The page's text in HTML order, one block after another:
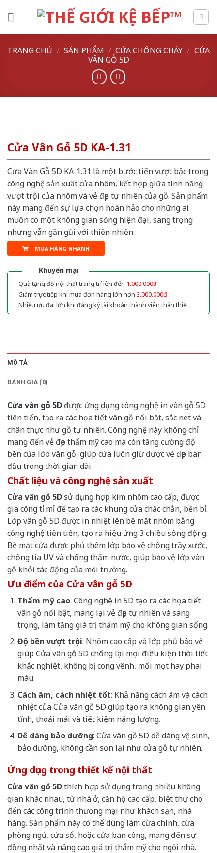
TRANG CHỦ / SẢN PHẨM / CỬA CHỐNG CHÁY / CỬA
VÂN GỖ 5D
Cửa Vân Gỗ 5D KA-1.31
Cửa Vân Gỗ 5D KA-1.31 là một bước tiến vượt bậc trong
công nghệ sản xuất cửa nhôm, kết hợp giữa tính năng
vượt trội của nhôm và vẻ đẹp tự nhiên của gỗ. Sản phẩm
này mang đến sự lựa chọn hoàn hảo cho những ai
muốn có một không gian sống hiện đại, sang trọng
nhưng vẫn gần gũi với thiên nhiên.
MUA HÀNG NHANH
Khuyến mại
Quà tặng đồ nội thất trang trí lên đến 1.000.000đ
Giảm trực tiếp khi mua đơn hàng lớn hơn 3.000.000đ
Nhiều ưu đãi lớn khi đăng ký tài khoản thành viên thân thiết
MÔ TẢ
ĐÁNH GIÁ (0)
Cửa vân gỗ 5D được ứng dụng công nghệ in vân gỗ 5D
tiên tiến, tạo ra các họa tiết vân gỗ nổi bật, sắc nét và
chân thực như gỗ tự nhiên. Công nghệ này không chỉ
mang đến vẻ đẹp thẩm mỹ cao mà còn tăng cường độ
bền của lớp vân gỗ, giúp cửa luôn giữ được vẻ đẹp ban
đầu trong thời gian dài.
Chất liệu và công nghệ sản xuất
Cửa vân gỗ 5Dsử dụng hợp kim nhôm cao cấp, được
gia công tỉ mỉ để tạo ra các khung cửa chắc chắn, bền bỉ.
Lớp vân gỗ 5D được in nhiệt lên bề mặt nhôm bằng
công nghệ tiên tiến, tạo ra hiệu ứng 3 chiều sống động.
Bề mặt cửa được phủ thêm lớp bảo vệ chống trầy xước,
chống tia UV và chống thấm nước, giúp bảo vệ lớp vân
gỗ khỏi tác động của môi trường.
Ưu điểm của Cửa vân gỗ 5D
Thẩm mỹ cao: Công nghệ in 5D tạo ra các họa tiết
vân gỗ nổi bật, mang lại vẻ đẹp tự nhiên và sang
trọng, làm tăng giá trị thẩm mỹ cho không gian sống.
Độ bền vượt trội: Nhôm cao cấp và lớp phủ bảo vệ
giúp Cửa vân gỗ 5D chống lại mọi điều kiện thời tiết
khắc nghiệt, không bị cong vênh, mối mọt hay phai
màu.
Cách âm, cách nhiệt tốt: Khả năng cách âm và cách
nhiệt của Cửa vân gỗ 5D giúp tạo ra không gian yên
tĩnh, thoải mái và tiết kiệm năng lượng.
Dễ dàng bảo dưỡng: Cửa vân gỗ 5D dễ dàng vệ sinh,
bảo dưỡng, không cần sơn lại như cửa gỗ tự nhiên.
Ứng dụng trong thiết kế nội thất
Cửa vân gỗ 5Dthích hợp sử dụng trong nhiều không
gian khác nhau, từ nhà ở, căn hộ cao cấp, biệt thự cho
đến các công trình thương mại như khách sạn, nhà
hàng. Sản phẩm này có thể dùng làm cửa chính, cửa
phòng ngủ, cửa sổ, hoặc cửa ban công, mang đến sự
đồng nhất và nâng cao giá trị thẩm mỹ cho ngôi nhà.